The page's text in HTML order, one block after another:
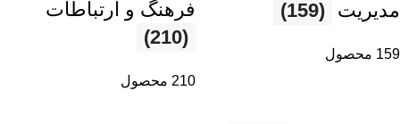
مديريت (159)
159 محصول
فرهنگ و ارتباطات
(210)
210 محصول